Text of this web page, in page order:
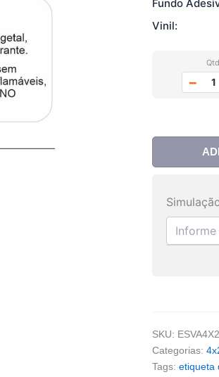
Fundo
Vinil:
−
SKU: ESVA4X2
Categorias:
Tags: etiqueta